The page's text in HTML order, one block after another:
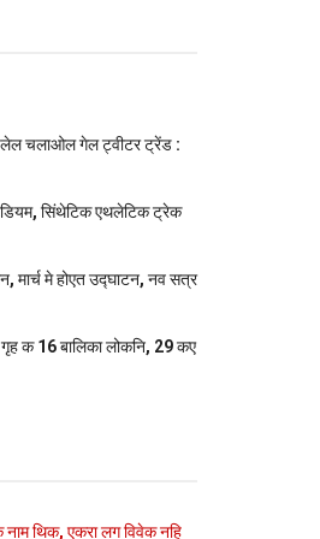
लेल चलाओल गेल ट्वीटर ट्रेंड :
सिंथेटिक एथलेटिक ट्रेक
मार्च मे होएत उद्घाटन, नव सत्र
क 16 बालिका लोकनि, 29 कए
थिक, एकरा लग विवेक नहि